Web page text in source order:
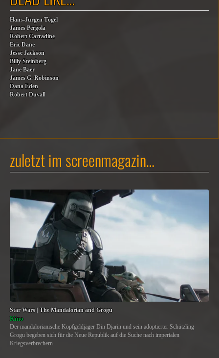
Hans-Jürgen Tögel
James Pergola
Robert Carradine
Eric Dane
Jesse Jackson
Billy Steinberg
Jane Baer
James G. Robinson
Dana Eden
Robert Duvall
zuletzt im screenmagazin…
Star Wars | The Mandalorian and Grogu
Kino
Der mandalorianische Kopfgeldjäger Din Djarin und sein adoptierter Schützling
Grogu begeben sich für die Neue Republik auf die Suche nach imperialen
Kriegsverbrechern.